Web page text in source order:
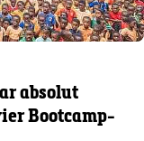
absolut
Bootcamp-